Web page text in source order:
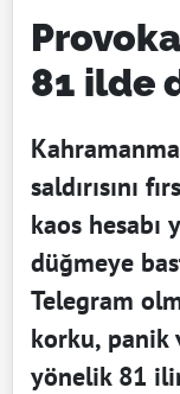
81 ilde
saldırısını
kaos hesabı
düğmeye
Telegram
korku, panik
yönelik 81